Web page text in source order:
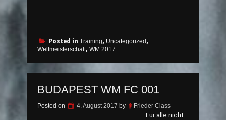
Posted in Training, Uncategorized ,
Weltmeisterschaft, WM 2017
BUDAPEST WM FC 001
Posted on 4. August 2017 by Frieder Class
Für alle nicht